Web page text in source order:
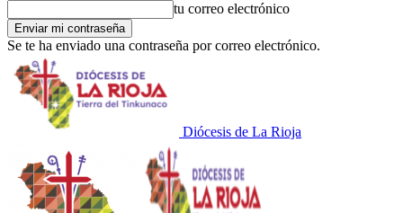
tu correo electrónico
Se te ha enviado una contraseña por correo electrónico.
Diócesis de La Rioja